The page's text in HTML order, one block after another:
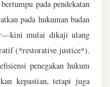
pada pendekatan
pada hukuman badan
mulai dikaji ulang
(*restorative justice*).
penegakan hukum
kepastian, tetapi juga